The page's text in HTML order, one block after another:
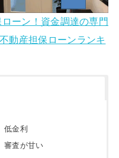
ーン！資金調達の専門
動産担保ローンランキ
低金利
審査が甘い